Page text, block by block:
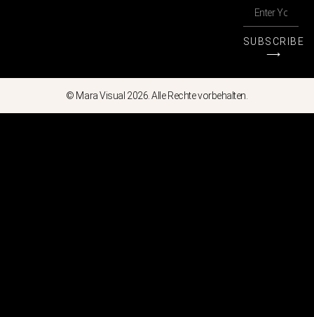
SUBSCRIBE
⟶
© Mara Visual 2026. Alle Rechte vorbehalten.